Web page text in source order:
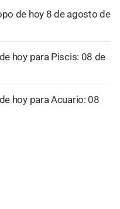
de hoy 8 de agosto de
hoy para Piscis: 08 de
hoy para Acuario: 08